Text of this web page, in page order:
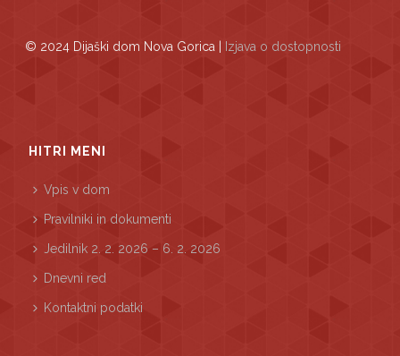
© 2024 Dijaški dom Nova Gorica | Izjava o dostopnosti
HITRI MENI
Vpis v dom
Pravilniki in dokumenti
Jedilnik 2. 2. 2026 – 6. 2. 2026
Dnevni red
Kontaktni podatki